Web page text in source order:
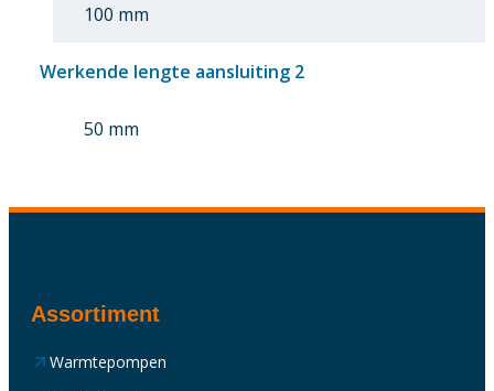
100 mm
Werkende lengte aansluiting 2
50 mm
Assortiment
Warmtepompen